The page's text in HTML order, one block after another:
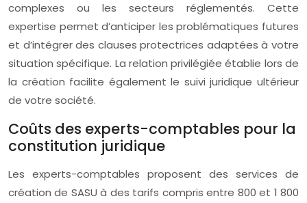
complexes ou les secteurs réglementés. Cette
expertise permet d’anticiper les problématiques futures
et d’intégrer des clauses protectrices adaptées à votre
situation spécifique. La relation privilégiée établie lors de
la création facilite également le suivi juridique ultérieur
de votre société.
Coûts des experts-comptables pour la
constitution juridique
Les experts-comptables proposent des services de
création de SASU à des tarifs compris entre 800 et 1 800